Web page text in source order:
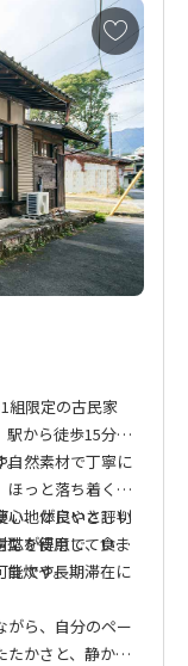
魅力をぜひご堪能
細は →こちらから
お宿内共有スペー
客様が利用する場
のでご注意くだ
全プラン チェッ
付きます。
お
気
に
入
り
に
追
加
組限定の古民家
から徒歩15分、
。
自然素材で丁寧に
ほっと落ち着く雰
心地が良いと評判
型を使用していま
い、体にやさしい
応が得意で、食の
能です。
自炊や長期滞在に
がら、自分のペー
たかさと、静かな